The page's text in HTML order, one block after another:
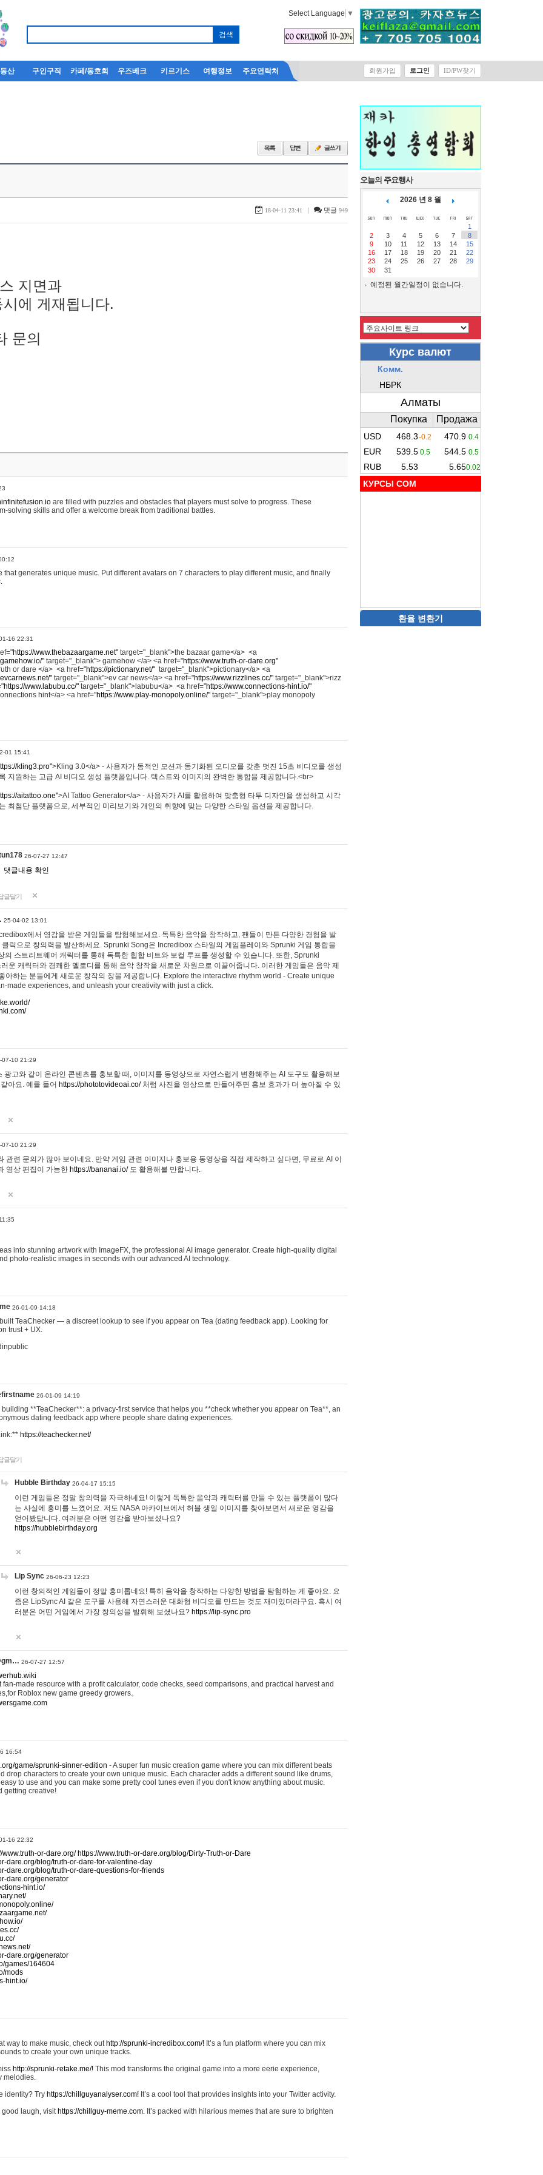
Select Language ▼
산 구인구직 카페/동호회 우즈베크 키르기스 여행정보 주요연락처 회원가입 로그인 ID/PW찾기
18-04-11 23:41 | 댓글 949
지면과
에 게재됩니다.
문의
are filled with puzzles and obstacles that players must solve to progress. These
solving skills and offer a welcome break from traditional battles.
that generates unique music. Put different avatars on 7 characters to play different music, and finally
16 22:31
https://www.thebazaargame.net" target="_blank">the bazaar game</a> <a
" target="_blank"> gamehow </a> <a href="https://www.truth-or-dare.org"
or dare </a> <a href="https://pictionary.net/" target="_blank">pictionary</a> <a
" target="_blank">ev car news</a> <a href="https://www.rizzlines.cc/" target="_blank">rizz
https://www.labubu.cc/" target="_blank">labubu</a> <a href="https://www.connections-hint.io/"
hint</a> <a href="https://www.play-monopoly.online/" target="_blank">play monopoly
01 15:41
kling3.pro">Kling 3.0</a> - 사용자가 동적인 모션과 동기화된 오디오를 갖춘 멋진 15초 비디오를 생성
지원하는 고급 AI 비디오 생성 플랫폼입니다. 텍스트와 이미지의 완벽한 통합을 제공합니다.<br>
aitattoo.one">AI Tattoo Generator</a> - 사용자가 AI를 활용하여 맞춤형 타투 디자인을 생성하고 시각
최첨단 플랫폼으로, 세부적인 미리보기와 개인의 취향에 맞는 다양한 스타일 옵션을 제공합니다.
26-07-27 12:47
댓글내용 확인
글달기
25-04-02 13:01
에서 영감을 받은 게임들을 탐험해보세요. 독특한 음악을 창작하고, 팬들이 만든 다양한 경험을 발
클릭으로 창의력을 발산하세요. Sprunki Song은 Incredibox 스타일의 게임플레이와 Sprunki 게임 통합을
의 스트리트웨어 캐릭터를 통해 독특한 힙합 비트와 보컬 루프를 생성할 수 있습니다. 또한, Sprunki
운 캐릭터와 경쾌한 멜로디를 통해 음악 창작을 새로운 차원으로 이끌어줍니다. 이러한 게임들은 음악 제
아하는 분들에게 새로운 창작의 장을 제공합니다. Explore the interactive rhythm world - Create unique
made experiences, and unleash your creativity with just a click.
07-10 21:29
광고와 같이 온라인 콘텐츠를 홍보할 때, 이미지를 동영상으로 자연스럽게 변환해주는 AI 도구도 활용해보
아요. 예를 들어 https://phototovideoai.co/처럼 사진을 영상으로 만들어주면 홍보 효과가 더 높아질 수 있
07-10 21:29
관련 문의가 많아 보이네요. 만약 게임 관련 이미지나 홍보용 동영상을 직접 제작하고 싶다면, 무료로 AI 이
영상 편집이 가능한 https://bananai.io/도 활용해볼 만합니다.
into stunning artwork with ImageFX, the professional AI image generator. Create high-quality digital
photo-realistic images in seconds with our advanced AI technology.
26-01-09 14:18
TeaChecker — a discreet lookup to see if you appear on Tea (dating feedback app). Looking for
trust + UX.
26-01-09 14:19
building **TeaChecker**: a privacy-first service that helps you **check whether you appear on Tea**, an
dating feedback app where people share dating experiences.
https://teachecker.net/
글달기
Hubble Birthday 26-04-17 15:15
이런 게임들은 정말 창의력을 자극하네요! 이렇게 독특한 음악과 캐릭터를 만들 수 있는 플랫폼이 많다
는 사실에 흥미를 느꼈어요. 저도 NASA 아카이브에서 허블 생일 이미지를 찾아보면서 새로운 영감을
얻어봤답니다. 여러분은 어떤 영감을 받아보셨나요?
https://hubblebirthday.org
Lip Sync 26-06-23 12:23
이런 창의적인 게임들이 정말 흥미롭네요! 특히 음악을 창작하는 다양한 방법을 탐험하는 게 좋아요. 요
즘은 LipSync AI 같은 도구를 사용해 자연스러운 대화형 비디오를 만드는 것도 재미있더라구요. 혹시 여
러분은 어떤 게임에서 가장 창의성을 발휘해 보셨나요? https://lip-sync.pro
26-07-27 12:57
made resource with a profit calculator, code checks, seed comparisons, and practical harvest and
Roblox new game greedy growers。
16:54
game/sprunki-sinner-edition - A super fun music creation game where you can mix different beats
drop characters to create your own unique music. Each character adds a different sound like drums,
to use and you can make some pretty cool tunes even if you don't know anything about music.
getting creative!
16 22:32
www.truth-or-dare.org/ https://www.truth-or-dare.org/blog/Dirty-Truth-or-Dare
dare.org/blog/truth-or-dare-for-valentine-day
dare.org/blog/truth-or-dare-questions-for-friends
dare.org/generator
hint.io/
dare.org/generator
games/164604
mods
hint.io/
way to make music, check out http://sprunki-incredibox.com/! It’s a fun platform where you can mix
to create your own unique tracks.
http://sprunki-retake.me/! This mod transforms the original game into a more eerie experience,
melodies.
identity? Try https://chillguyanalyser.com! It’s a cool tool that provides insights into your Twitter activity.
good laugh, visit https://chillguy-meme.com. It’s packed with hilarious memes that are sure to brighten
오늘의 주요행사
2026 년 8 월
1
2
3 4 5 6 7
8
9
10 11 12 13 14
15
16
17 18 19 20 21
22
23
24 25 26 27 28
29
30
31
예정된 월간일정이 없습니다.
КУРСЫ COM
환율 변환기